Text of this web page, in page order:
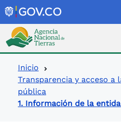
Logo Agencia Nacional de
Ruta de
Inicio
Transparencia y acceso a
pública
1. Información de la